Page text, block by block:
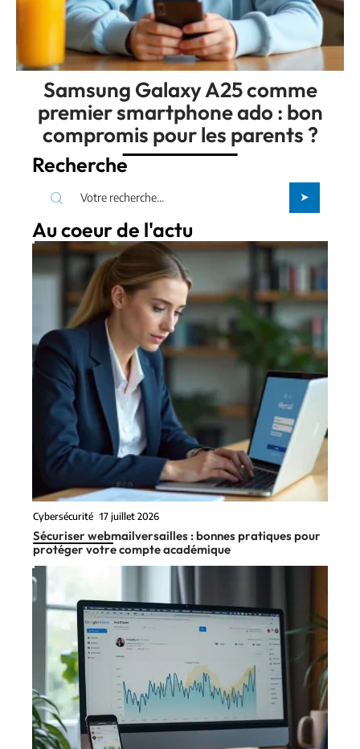
Samsung Galaxy A25 comme
premier smartphone ado : bon
compromis pour les parents ?
Recherche
Au coeur de l'actu
Cybersécurité 17 juillet 2026
Sécuriser webmailversailles : bonnes pratiques pour
protéger votre compte académique